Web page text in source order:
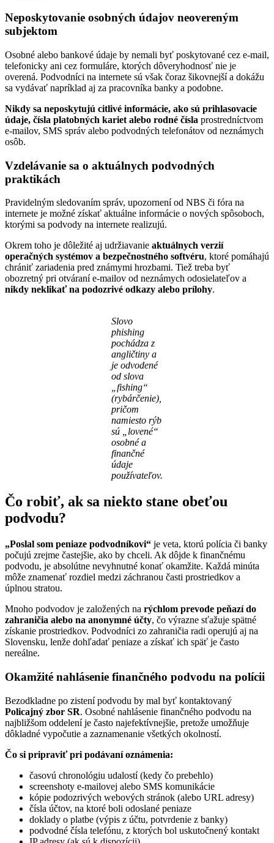
Neposkytovanie osobných údajov neovereným
subjektom
Osobné alebo bankové údaje by nemali byť poskytované cez e-mail,
telefonicky ani cez formuláre, ktorých dôveryhodnosť nie je
overená. Podvodníci na internete sú však čoraz šikovnejší a dokážu
sa vydávať napríklad aj za pracovníka banky a podobne.
Nikdy sa neposkytujú citlivé informácie, ako sú prihlasovacie
údaje, čísla platobných kariet alebo rodné čísla prostredníctvom
e-mailov, SMS správ alebo podvodných telefonátov od neznámych
osôb.
Vzdelávanie sa o aktuálnych podvodných
praktikách
Pravidelným sledovaním správ, upozornení od NBS či fóra na
internete je možné získať aktuálne informácie o nových spôsoboch,
ktorými sa podvody na internete realizujú.
Okrem toho je dôležité aj udržiavanie aktuálnych verzií
operačných systémov a bezpečnostného softvéru, ktoré pomáhajú
chrániť zariadenia pred známymi hrozbami. Tiež treba byť
obozretný pri otváraní e-mailov od neznámych odosielateľov a
nikdy neklikať na podozrivé odkazy alebo prílohy.
Slovo
phishing
pochádza z
angličtiny a
je odvodené
od slova
„fishing“
(rybárčenie),
pričom
namiesto rýb
sú „lovené“
osobné a
finančné
údaje
používateľov.
Čo robiť, ak sa niekto stane obeťou
podvodu?
„Poslal som peniaze podvodníkovi“ je veta, ktorú polícia či banky
počujú zrejme častejšie, ako by chceli. Ak dôjde k finančnému
podvodu, je absolútne nevyhnutné konať okamžite. Každá minúta
môže znamenať rozdiel medzi záchranou časti prostriedkov a
úplnou stratou.
Mnoho podvodov je založených na rýchlom prevode peňazí do
zahraničia alebo na anonymné účty, čo výrazne sťažuje spätné
získanie prostriedkov. Podvodníci zo zahraničia radi operujú aj na
Slovensku, lenže dohľadať peniaze a získať ich späť je často
nereálne.
Okamžité nahlásenie finančného podvodu na polícii
Bezodkladne po zistení podvodu by mal byť kontaktovaný
Policajný zbor SR. Osobné nahlásenie finančného podvodu na
najbližšom oddelení je často najefektívnejšie, pretože umožňuje
dôkladné vypočutie a zaznamenanie všetkých okolností.
Čo si pripraviť pri podávaní oznámenia:
časovú chronológiu udalostí (kedy čo prebehlo)
screenshoty e-mailovej alebo SMS komunikácie
kópie podozrivých webových stránok (alebo URL adresy)
čísla účtov, na ktoré boli odoslané peniaze
doklady o platbe (výpis z účtu, potvrdenie z banky)
podvodné čísla telefónu, z ktorých bol uskutočnený kontakt